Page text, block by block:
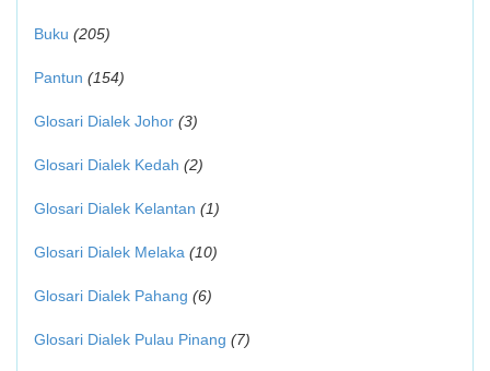
Buku (205)
Pantun (154)
Glosari Dialek Johor (3)
Glosari Dialek Kedah (2)
Glosari Dialek Kelantan (1)
Glosari Dialek Melaka (10)
Glosari Dialek Pahang (6)
Glosari Dialek Pulau Pinang (7)